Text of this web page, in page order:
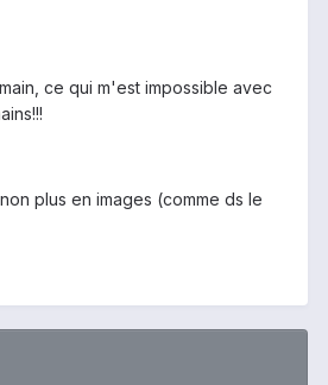
ce qui m'est impossible avec
plus en images (comme ds le